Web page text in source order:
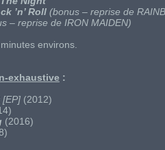
’n’ Roll (bonus – reprise de
– reprise de IRON MAIDEN)
environs.
exhaustive :
[EP] (2012)
(2016)